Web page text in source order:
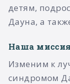
детям,
Дауна, а
Наша
Изменим к
синдромом